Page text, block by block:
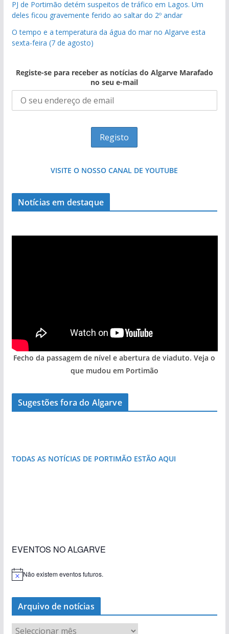
PJ de Portimão detém suspeitos de tráfico em Lagos. Um
deles ficou gravemente ferido ao saltar do 2º andar
O tempo e a temperatura da água do mar no Algarve esta
sexta-feira (7 de agosto)
Registe-se para receber as notícias do Algarve Marafado
no seu e-mail
VISITE O NOSSO CANAL DE YOUTUBE
Notícias em destaque
Tempestades roubam areia de praias e põem
arribas em risco no Algarve (com vídeo)
Fecho da passagem de nível e abertura de viaduto. Veja o
que mudou em Portimão
Sugestões fora do Algarve
A aldeia mais portuguesa de Portugal (com
vídeo)
Foto do dia: esta pequena praia é um símbolo
TODAS AS NOTÍCIAS DE PORTIMÃO ESTÃO AQUI
EVENTOS NO ALGARVE
Não existem eventos futuros.
Arquivo de notícias